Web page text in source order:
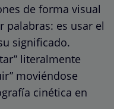
de forma visual
palabras: es usar el
significado.
literalmente
moviéndose
cinética en